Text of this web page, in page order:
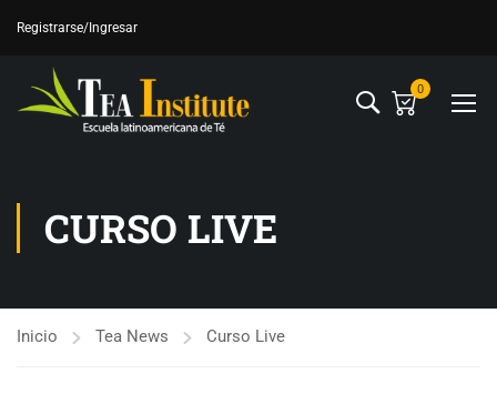
Registrarse/Ingresar
0
CURSO LIVE
Inicio Tea News Curso Live